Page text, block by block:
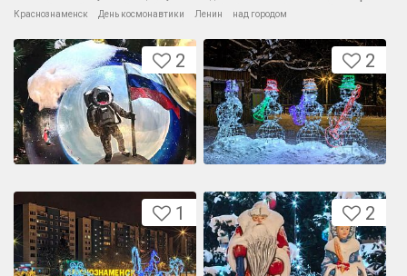
Краснознаменск День космонавтики Ленин над городом
2 2
1 2